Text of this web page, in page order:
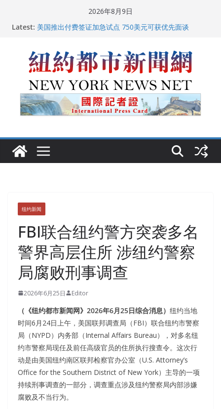
2026年8月9日
Latest: 美国推出付费签证加急试点 750美元可获优先面谈
人！
FBI联合纽约警方突袭多名警界高层住所 涉纽约警察局腐
败刑事调查
中国驻美国大使谢锋邀请美国老教师罗纳德·萨科尔斯基
再次访华
纽约新闻
FBI联合纽约警方突袭多名
警界高层住所 涉纽约警察
局腐败刑事调查
2026年6月25日 Editor
（《纽约都市新闻网》2026年6月25日综合消息） 纽约当地
时间6月24日上午，美国联邦调查局（FBI）联合纽约市警察
局（NYPD）内务部（Internal Affairs Bureau），对多名纽
约市警察局现任及前任高级官员的住所执行搜查令。这次行
动是由美国纽约南区联邦检察官办公室（U.S. Attorney’s
Office for the Southern District of New York）主导的一项
持续刑事调查的一部分，调查重点涉及纽约警察局内部涉嫌
腐败及不当行为。